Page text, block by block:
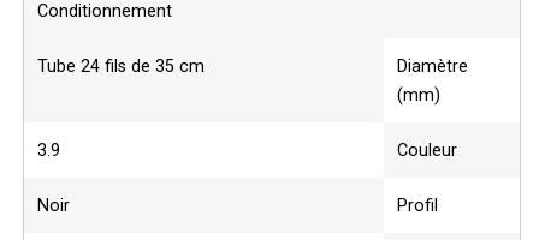
Conditionnement
Tube 24 fils de 35 cm
Diamètre
(mm)
3.9 Couleur
Noir Profil